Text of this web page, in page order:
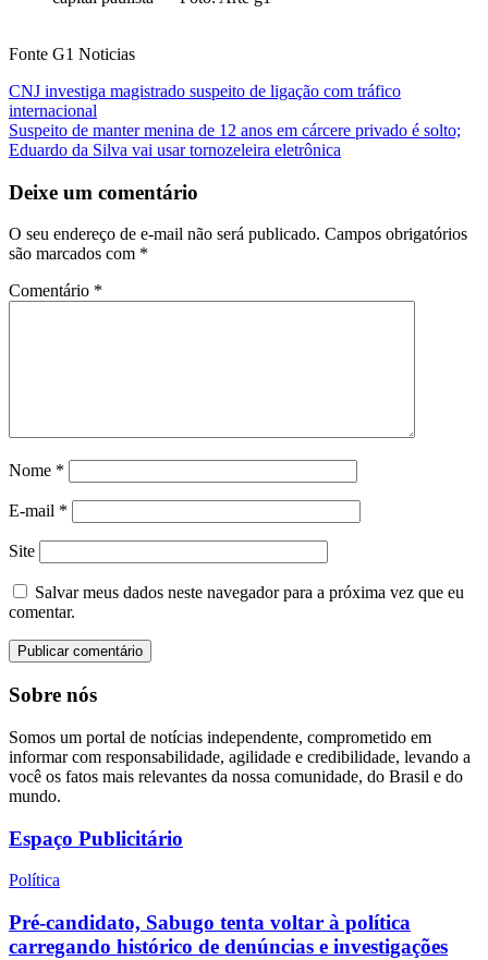
Fonte G1 Noticias
Navegação
de
Post
CNJ investiga magistrado suspeito de ligação com tráfico
internacional
Suspeito de manter menina de 12 anos em cárcere privado é solto;
Eduardo da Silva vai usar tornozeleira eletrônica
Deixe um comentário
O seu endereço de e-mail não será publicado. Campos obrigatórios
são marcados com *
Comentário *
Nome *
E-mail *
Site
Salvar meus dados neste navegador para a próxima vez que eu
comentar.
Sobre nós
Somos um portal de notícias independente, comprometido em
informar com responsabilidade, agilidade e credibilidade, levando a
você os fatos mais relevantes da nossa comunidade, do Brasil e do
mundo.
Espaço Publicitário
Política
Pré-candidato, Sabugo tenta voltar à política
carregando histórico de denúncias e investigações